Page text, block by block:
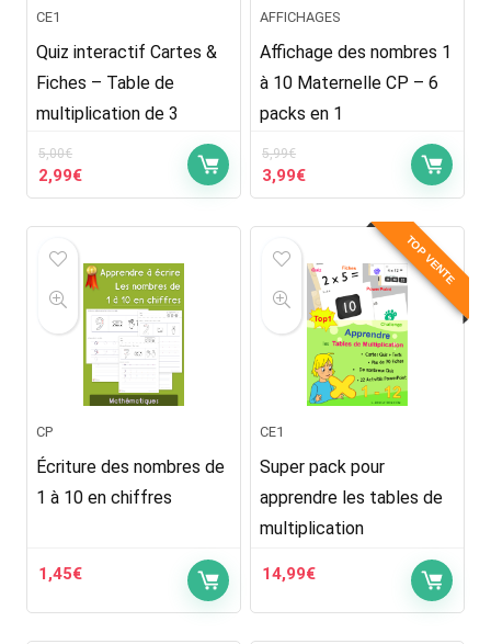
CE1
Quiz interactif Cartes &
Fiches – Table de
multiplication de 3
5,00€
Le
prix
5,00€.
2,99€Le
prix
2,99€.
AFFICHAGES
Affichage des nombres 1
à 10 Maternelle CP – 6
packs en 1
5,99€
Le
prix
5,99€.
3,99€Le
prix
3,99€.
CP
Écriture des nombres de
1 à 10 en chiffres
1,45€
TOP VENTE
CE1
Super pack pour
apprendre les tables de
multiplication
14,99€